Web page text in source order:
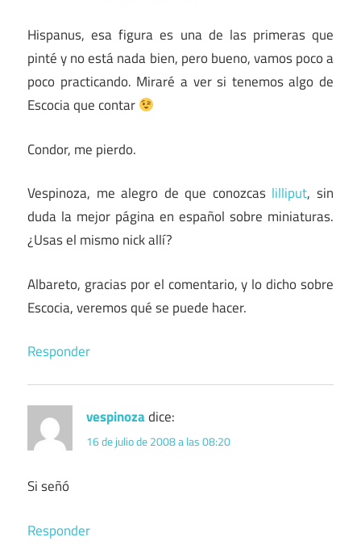
Hispanus, esa figura es una de las primeras que
pinté y no está nada bien, pero bueno, vamos poco a
poco practicando. Miraré a ver si tenemos algo de
Escocia que contar
Condor, me pierdo.
Vespinoza, me alegro de que conozcas lilliput, sin
duda la mejor página en español sobre miniaturas.
¿Usas el mismo nick allí?
Albareto, gracias por el comentario, y lo dicho sobre
Escocia, veremos qué se puede hacer.
Responder
vespinozadice:
16 de julio de 2008 a las 08:20
Si señó
Responder